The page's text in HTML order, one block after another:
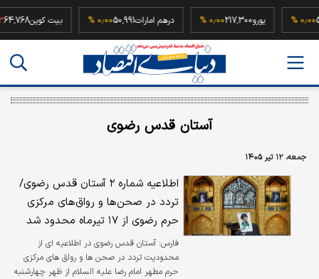
یورو217,300 درهم امارات50,991 بیت کوین
آستان قدس رضوی
جمعه، ۱۲ تیر ۱۴۰۵
اطلاعیه شماره ۲ آستان قدس رضوی/
تردد در صحن‌ها و رواق‌های مرکزی
حرم رضوی از ۱۷ تیرماه محدود شد
فارس: آستان قدس رضوی در اطلاعیه ای از
محدودیت تردد در صحن ها و رواق های مرکزی
حرم مطهر امام رضا علیه السلام از ظهر چهارشنبه